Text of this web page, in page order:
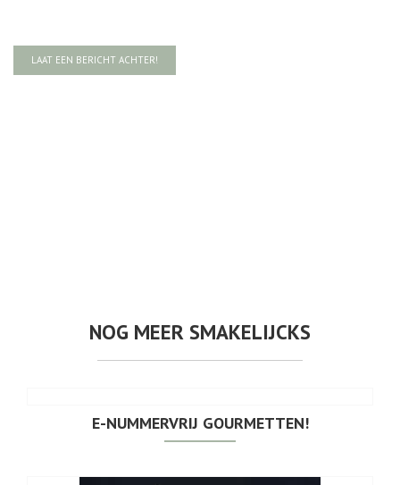
LAAT EEN BERICHT ACHTER!
NOG MEER SMAKELIJCKS
E-NUMMERVRIJ GOURMETTEN!